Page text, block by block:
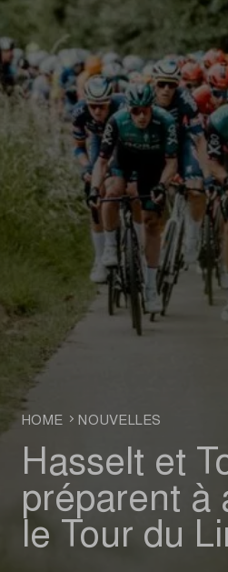
HOME NOUVELLES
Hasselt et
préparent à
le Tour du